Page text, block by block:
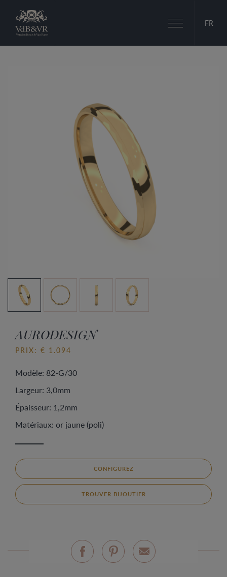
FR
Basculer
la
AURODESIGN
PRIX: € 1.094
Modèle: 82-G/30
Largeur: 3,0mm
Épaisseur: 1,2mm
Matériaux: or jaune (poli)
CONFIGUREZ
TROUVER BIJOUTIER